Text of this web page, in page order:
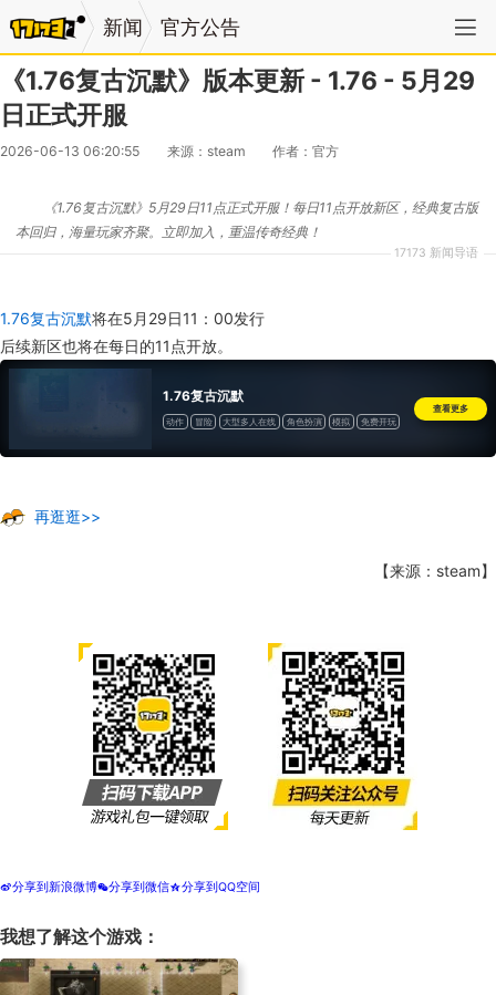
新闻 官方公告
《1.76复古沉默》版本更新 - 1.76 - 5月29
日正式开服
2026-06-13 06:20:55 来源：steam 作者：官方
17173 新闻导语
《1.76复古沉默》5月29日11点正式开服！每日11点开放新区，经典复古版
本回归，海量玩家齐聚。立即加入，重温传奇经典！
1.76复古沉默将在5月29日11：00发行
后续新区也将在每日的11点开放。
1.76复古沉默
动作 冒险 大型多人在线 角色扮演 模拟
免费开玩
查看更多
再逛逛>>
【来源：steam】
t分享到新浪微博w分享到微信z分享到QQ空间
我想了解这个游戏：